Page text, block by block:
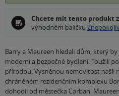
Chcete mít tento produkt
výhodném balíčku
Barry a Maureen hledali dům, který
moderní a bezpečné bydlení. Toužili
přírodou. Vysněnou nemovitost našli
chráněném rezidenčním komplexu
dohodil od městečka Corban.